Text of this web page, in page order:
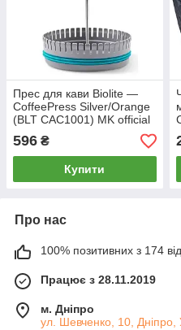
Прес для кави Biolite —
CoffeePress Silver/Orange
(BLT CAC1001) MK official
596 ₴
Купити
Про нас
100% позитивних з 174
Працює з 28.11.2019
м. Дніпро
ул. Шевченко, 10, Дніпро,